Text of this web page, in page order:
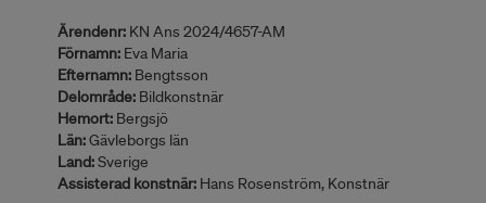
Ärendenr: KN Ans 2024/4657-AM
Förnamn: Eva Maria
Efternamn: Bengtsson
Delområde: Bildkonstnär
Hemort: Bergsjö
Län:Gävleborgs län
Land:Sverige
Assisterad konstnär: Hans Rosenström, Konstnär